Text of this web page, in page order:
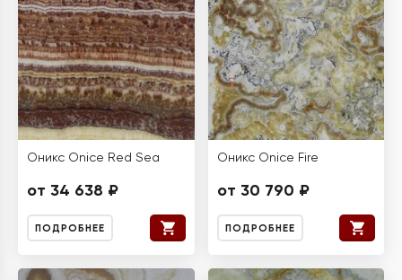
Оникс Onice Red Sea
от 34 638 ₽
ПОДРОБНЕЕ
Оникс Onice Fire
от 30 790 ₽
ПОДРОБНЕЕ